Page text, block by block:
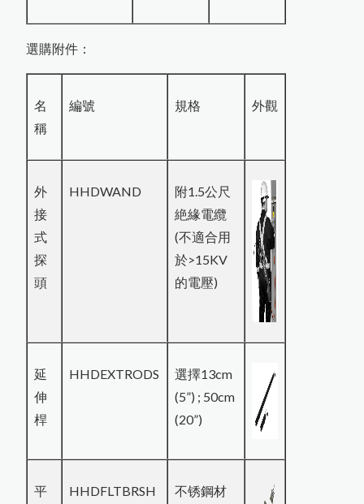
選購附件：
名
稱
編號 規格 外觀
外
接
式
探
頭
HHDWAND
附1.5公尺
絶緣電纜
(不適合用
於>15KV
的電壓)
延
伸
桿
HHDEXTRODS
選擇13cm
(5”) ; 50cm
(20”)
平
HHDFLTBRSH
不锈鋼材